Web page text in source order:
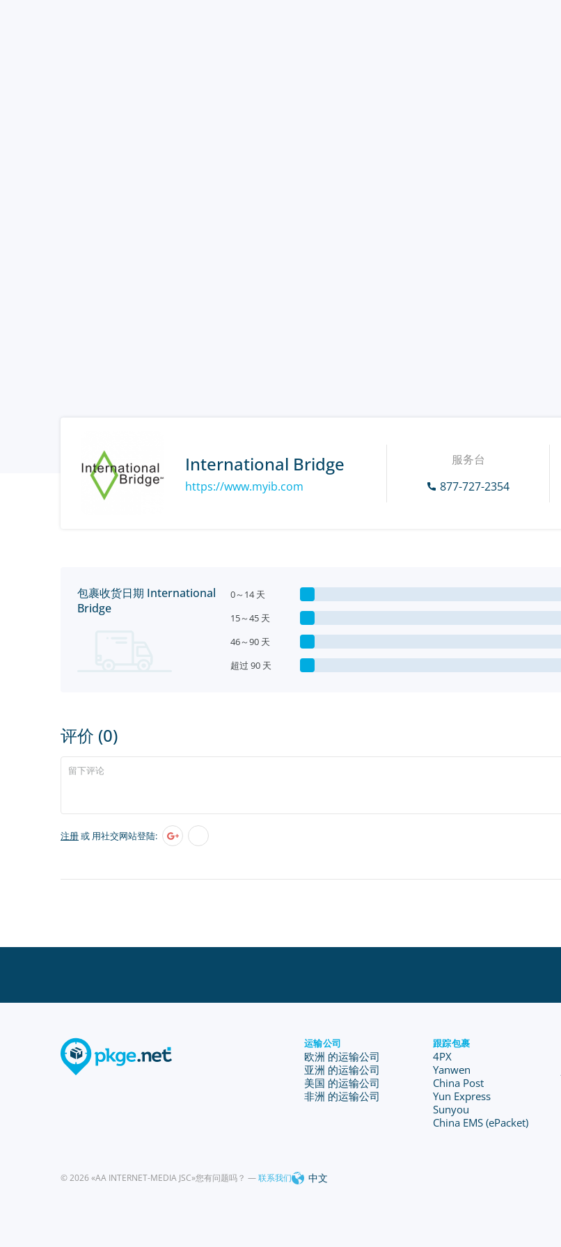
International Bridge
https://www.myib.com
服务台
877-727-2354
包裹收货日期 International
Bridge
0～14 天
15～45 天
46～90 天
超过 90 天
评价 (0)
注册或 用社交网站登陆:
运输公司
欧洲 的运输公司
亚洲 的运输公司
美国 的运输公司
非洲 的运输公司
跟踪包裹
4PX
Yanwen
China Post
Yun Express
Sunyou
China EMS (ePacket)
© 2026 «AA INTERNET-MEDIA JSC»您有问题吗？ —联系我们 中文